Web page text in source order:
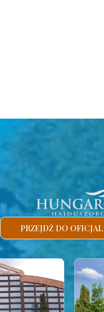
PRZEJDŹ DO